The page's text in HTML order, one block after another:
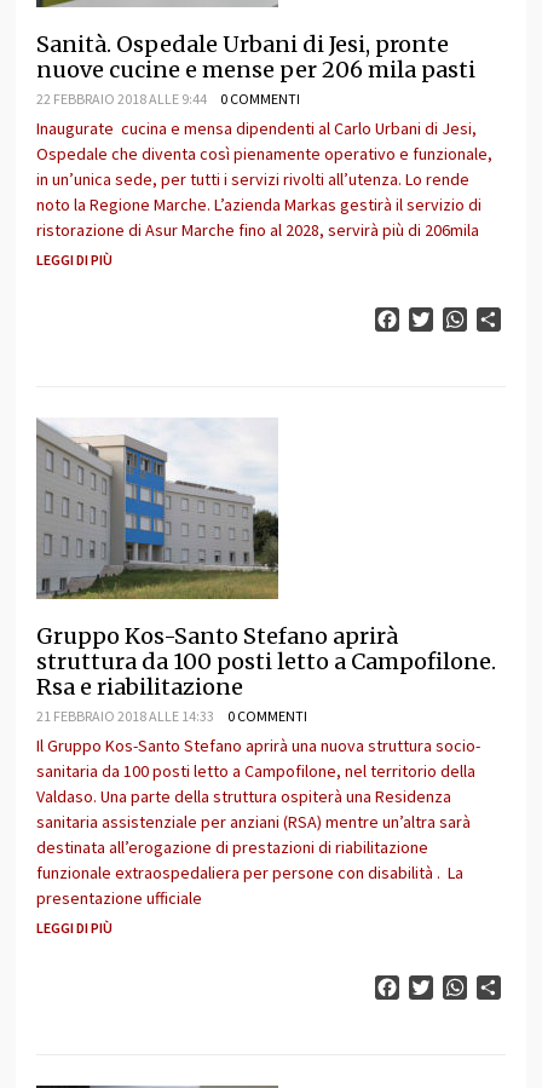
Sanità. Ospedale Urbani di Jesi, pronte
nuove cucine e mense per 206 mila pasti
22 FEBBRAIO 2018 ALLE 9:44 0 COMMENTI
Inaugurate cucina e mensa dipendenti al Carlo Urbani di Jesi,
Ospedale che diventa così pienamente operativo e funzionale,
in un’unica sede, per tutti i servizi rivolti all’utenza. Lo rende
noto la Regione Marche. L’azienda Markas gestirà il servizio di
ristorazione di Asur Marche fino al 2028, servirà più di 206mila
LEGGI DI PIÙ
FacebookTwitter
Gruppo Kos-Santo Stefano aprirà
struttura da 100 posti letto a Campofilone.
Rsa e riabilitazione
21 FEBBRAIO 2018 ALLE 14:33 0 COMMENTI
Il Gruppo Kos-Santo Stefano aprirà una nuova struttura socio-
sanitaria da 100 posti letto a Campofilone, nel territorio della
Valdaso. Una parte della struttura ospiterà una Residenza
sanitaria assistenziale per anziani (RSA) mentre un’altra sarà
destinata all’erogazione di prestazioni di riabilitazione
funzionale extraospedaliera per persone con disabilità . La
presentazione ufficiale
LEGGI DI PIÙ
FacebookTwitter